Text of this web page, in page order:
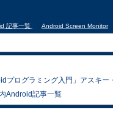
記事一覧 Android Screen Monitor
プログラミング入門」アスキー
Android記事一覧